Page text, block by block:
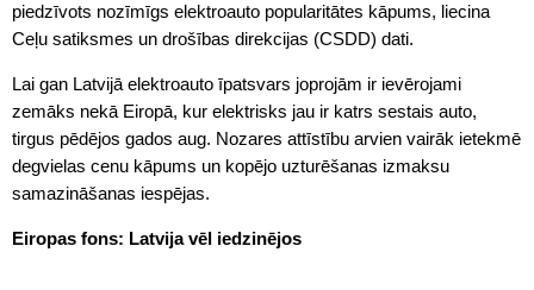
piedzīvots nozīmīgs elektroauto popularitātes kāpums, liecina
Ceļu satiksmes un drošības direkcijas (CSDD) dati.
Lai gan Latvijā elektroauto īpatsvars joprojām ir ievērojami
zemāks nekā Eiropā, kur elektrisks jau ir katrs sestais auto,
tirgus pēdējos gados aug. Nozares attīstību arvien vairāk ietekmē
degvielas cenu kāpums un kopējo uzturēšanas izmaksu
samazināšanas iespējas.
Eiropas fons: Latvija vēl iedzinējos